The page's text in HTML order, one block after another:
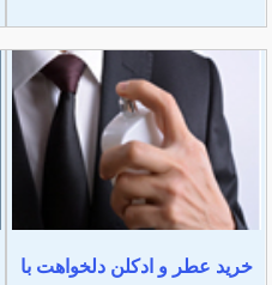
خرید عطر و ادکلن دلخواهت با